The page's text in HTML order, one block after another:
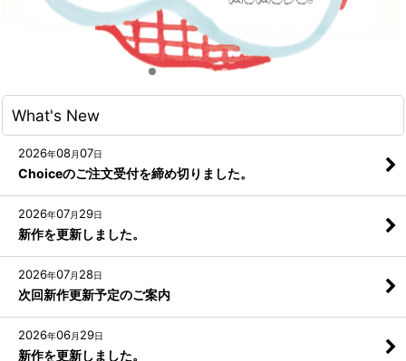
What's New
2026年08月07日
Choiceのご注文受付を締め切りました。
2026年07月 29日
新作を更新しました。
2026年07月 28日
次回新作更新予定のご案内
2026年06月 29日
新作を更新しました。